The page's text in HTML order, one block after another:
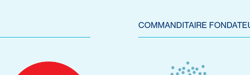
COMMANDITAIRE